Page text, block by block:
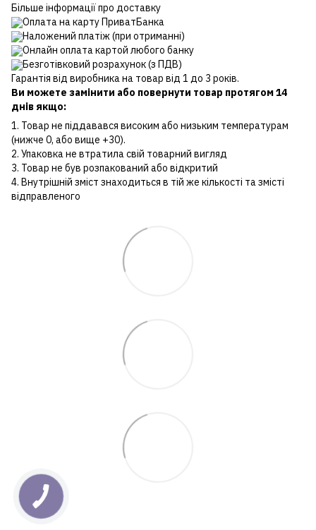
Більше інформації про доставку
Оплата на карту ПриватБанка
Наложений платіж (при отриманні)
Онлайн оплата картой любого банку
Безготівковий розрахунок (з ПДВ)
Гарантія від виробника на товар від 1 до 3 років.
Ви можете замінити або повернути товар протягом 14
днів якщо:
1. Товар не піддавався високим або низьким температурам
(нижче 0, або вище +30).
2. Упаковка не втратила свій товарний вигляд
3. Товар не був розпакований або відкритий
4. Внутрішній зміст знаходиться в тій же кількості та змісті
відправленого